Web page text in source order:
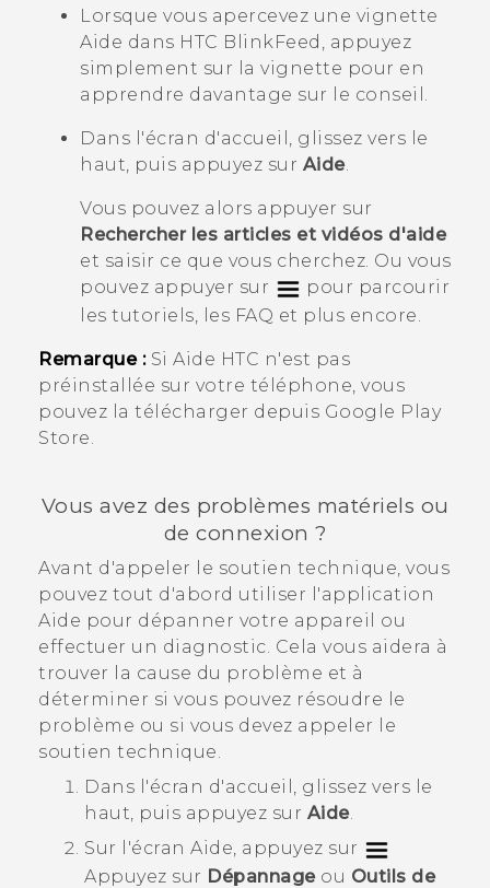
Lorsque vous apercevez une vignette
Aide dans HTC BlinkFeed , appuyez
simplement sur la vignette pour en
apprendre davantage sur le conseil.
Dans l'écran d'accueil, glissez vers le
haut, puis appuyez sur Aide.
Vous pouvez alors appuyer sur
Rechercher les articles et vidéos d'aide
et saisir ce que vous cherchez. Ou vous
pouvez appuyer sur
pour parcourir
les tutoriels, les FAQ et plus encore.
Remarque :Si Aide HTC n'est pas
préinstallée sur votre téléphone, vous
pouvez la télécharger depuis Google Play
Store
Vous avez des problèmes matériels ou
de connexion ?
Avant d'appeler le soutien technique, vous
pouvez tout d'abord utiliser l'application
Aide pour dépanner votre appareil ou
effectuer un diagnostic. Cela vous aidera à
trouver la cause du problème et à
déterminer si vous pouvez résoudre le
problème ou si vous devez appeler le
soutien technique.
Dans l'écran d'accueil, glissez vers le
haut, puis appuyez sur Aide.
Sur l'écran Aide, appuyez sur
Appuyez sur Dépannageou Outils de